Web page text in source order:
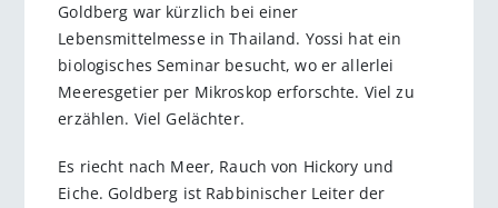
Goldberg war kürzlich bei einer
Lebensmittelmesse in Thailand. Yossi hat ein
biologisches Seminar besucht, wo er allerlei
Meeresgetier per Mikroskop erforschte. Viel zu
erzählen. Viel Gelächter.
Es riecht nach Meer, Rauch von Hickory und
Eiche. Goldberg ist Rabbinischer Leiter der